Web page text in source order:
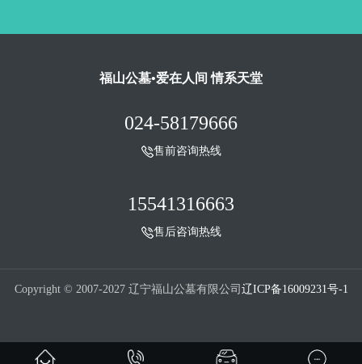
福山公墓•爱在人间 情系天堂
024-58179666
售前咨询热线
15541316663
售后咨询热线
Copyright © 2007-2027 辽宁福山公墓有限公司 辽ICP备16009231号-1